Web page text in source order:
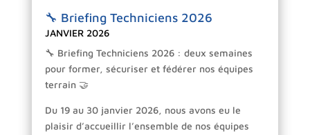
🔧 Briefing Techniciens 2026
JANVIER 2026
🔧 Briefing Techniciens 2026 : deux semaines
pour former, sécuriser et fédérer nos équipes
terrain 🤝
Du 19 au 30 janvier 2026, nous avons eu le
plaisir d’accueillir l’ensemble de nos équipes